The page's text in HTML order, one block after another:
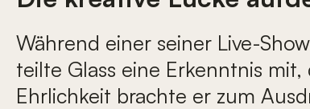
Während einer seiner Live-
teilte Glass eine Erkenntnis
Ehrlichkeit brachte er zum